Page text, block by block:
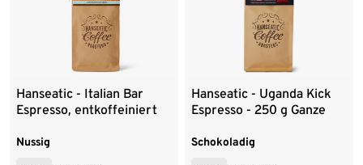
Hanseatic - Italian Bar
Espresso, entkoffeiniert
Nussig
Hanseatic - Uganda Kick
Espresso - 250 g Ganze
Schokoladig